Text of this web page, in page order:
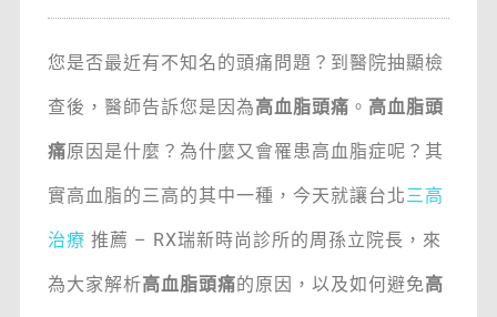
您是否最近有不知名的頭痛問題？到醫院抽顯檢
查後，醫師告訴您是因為高血脂頭痛 。 高血脂頭
痛原因是什麼？為什麼又會罹患高血脂症呢？其
實高血脂的三高的其中一種，今天就讓台北三高
治療 推薦 – RX瑞新時尚診所的周孫立院長，來
為大家解析高血脂頭痛的原因，以及如何避免高